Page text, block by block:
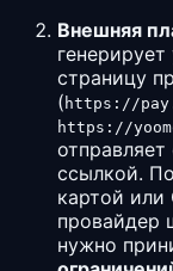
Внешняя
страницу
( https://
https://
ссылкой.
картой
провайдер
нужно